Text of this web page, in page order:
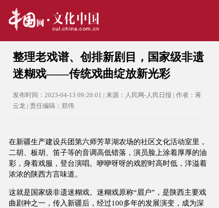
整理老戏谱、创排新剧目，国家级非遗
迷糊戏——传统戏曲绽放新光彩
发布时间：2023-04-13 09:20:01 | 来源：人民网-人民日报 | 作者：蒋
云龙 | 责任编辑：郑伟
在新疆生产建设兵团第六师芳草湖农场的社区文化活动室里，
二胡、板胡、笛子等的音调高低错落，演员脸上涂着厚厚的油
彩，身着戏服，登台演唱。咿咿呀呀的戏腔时高时低，洋溢着
浓浓的陕西方言味道。
这就是国家级非遗迷糊戏。迷糊戏原称“眉户”，是陕西主要戏
曲剧种之一，传入新疆后，经过100多年的发展演变，成为深